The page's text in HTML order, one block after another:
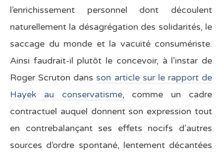
l’enrichissement personnel dont découlent
naturellement la désagrégation des solidarités, le
saccage du monde et la vacuité consumériste.
Ainsi faudrait-il plutôt le concevoir, à l’instar de
Roger Scruton dans son article sur le rapport de
Hayek au conservatisme, comme un cadre
contractuel auquel donnent son expression tout
en contrebalançant ses effets nocifs d’autres
sources d’ordre spontané, lentement décantées